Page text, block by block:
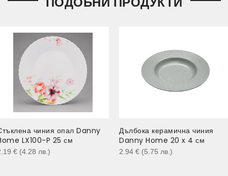
чиния опал Danny
LX100-P 25 см
€ (4.28 лв. )
Дълбока керамична чиния
Danny Home 20 x 4 см
2.94 € (5.75 лв. )